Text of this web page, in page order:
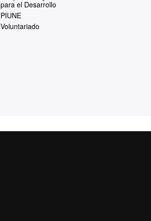
para el Desarrollo
PIUNE
Voluntariado